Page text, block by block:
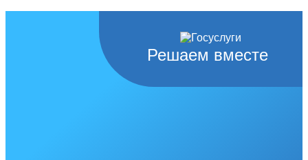
Решаем вместе